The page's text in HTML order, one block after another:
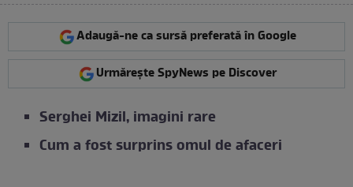
Adaugă-ne ca sursă preferată în Google
Urmărește SpyNews pe Discover
Serghei Mizil, imagini rare
Cum a fost surprins omul de afaceri